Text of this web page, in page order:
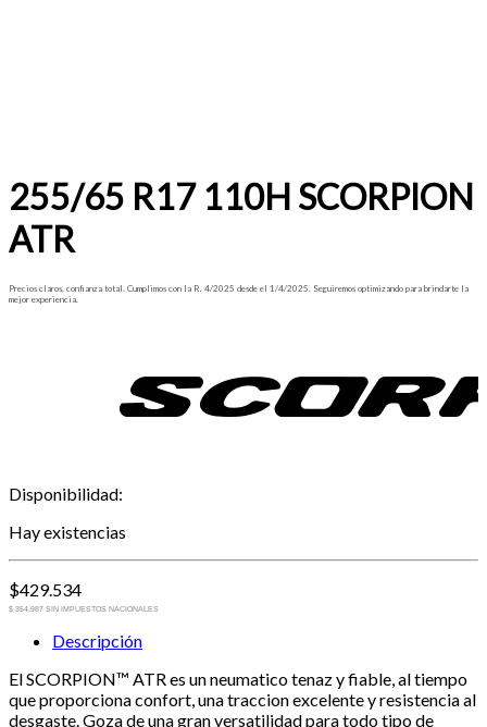
255/65 R17 110H SCORPION
ATR
Precios claros, confianza total. Cumplimos con la R. 4/2025 desde el 1/4/2025. Seguiremos optimizando para brindarte la
mejor experiencia.
Disponibilidad:
Hay existencias
$429.534
$ 354.987 SIN IMPUESTOS NACIONALES
Descripción
El SCORPION™ ATR es un neumatico tenaz y fiable, al tiempo
que proporciona confort, una traccion excelente y resistencia al
desgaste. Goza de una gran versatilidad para todo tipo de